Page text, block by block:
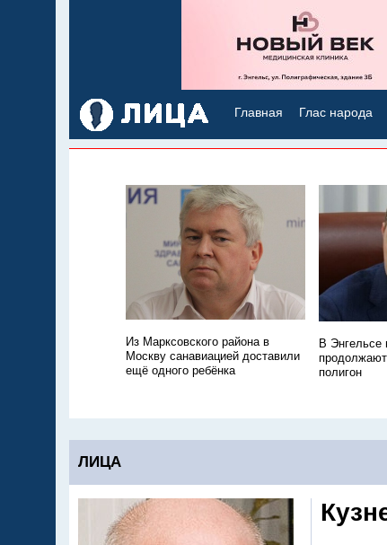
Главная Глас народа
Из Марксовского района в
Москву санавиацией доставили
ещё одного ребёнка
В Энгельсе
полигон
ЛИЦА